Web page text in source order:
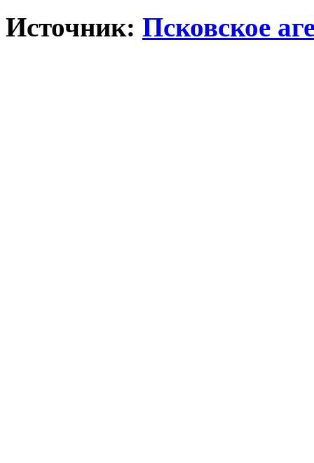
Источник: Псковское